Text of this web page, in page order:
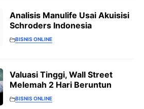
Analisis Manulife Usai Akuisisi
Schroders Indonesia
BISNIS ONLINE
Valuasi Tinggi, Wall Street
Melemah 2 Hari Beruntun
BISNIS ONLINE